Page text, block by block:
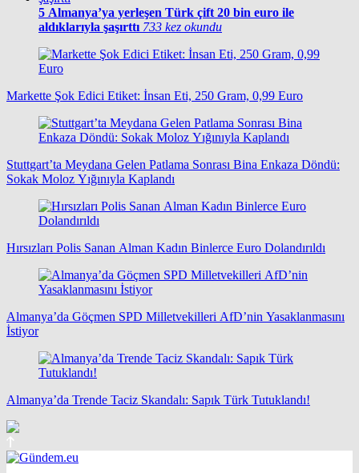
5 Almanya’ya yerleşen Türk çift 20 bin euro ile
aldıklarıyla şaşırttı 733 kez okundu
Markette Şok Edici Etiket: İnsan Eti, 250 Gram, 0,99 Euro
Stuttgart’ta Meydana Gelen Patlama Sonrası Bina Enkaza Döndü:
Sokak Moloz Yığınıyla Kaplandı
Hırsızları Polis Sanan Alman Kadın Binlerce Euro Dolandırıldı
Almanya’da Göçmen SPD Milletvekilleri AfD’nin Yasaklanmasını
İstiyor
Almanya’da Trende Taciz Skandalı: Sapık Türk Tutuklandı!